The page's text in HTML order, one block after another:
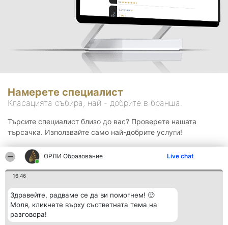
ОРЛИ Образование Live chat
16:46
Здравейте, радваме се да ви помогнем! 🙂
Моля, кликнете върху съответната тема на
разговора!
Намерете специалист
Класацията събира, най - добрите в бранша.
Търсите специалист близо до вас? Проверете нашата
търсачка. Използвайте само най-добрите услуги!